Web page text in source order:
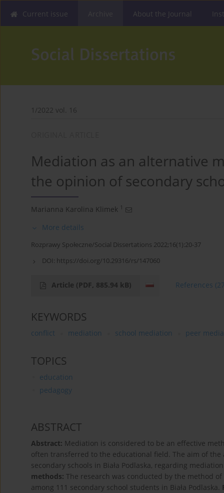
Current issue About the Journal
1/2022 vol. 16
Mediation as an alternative
the opinion of secondary
Marianna Karolina Klimek 1
More details
Rozprawy Społeczne/Social Dissertations 2022;16(1):20-37
DOI: https://doi.org/10.29316/rs/147060
Article (PDF, 885.94 kB) References
KEYWORDS
conflict mediation school mediation peer
TOPICS
education
pedagogy
ABSTRACT
Abstract: Mediation is considered to be an effective
often transferred to the educational field. The aim of
secondary schools in Biała Podlaska, regarding
methods: The research was conducted by the method
among 111 secondary school students in Biała Podlaska.